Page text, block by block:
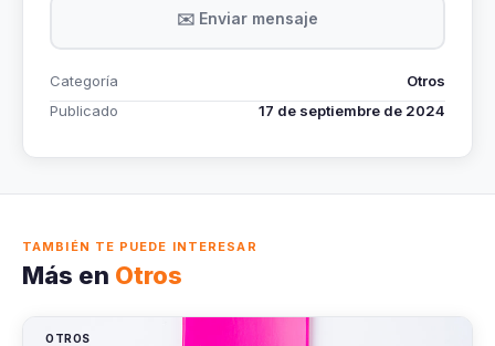
✉️ Enviar mensaje
Categoría
Otros
Publicado
17 de septiembre de 2024
TAMBIÉN TE PUEDE INTERESAR
Más en Otros
OTROS